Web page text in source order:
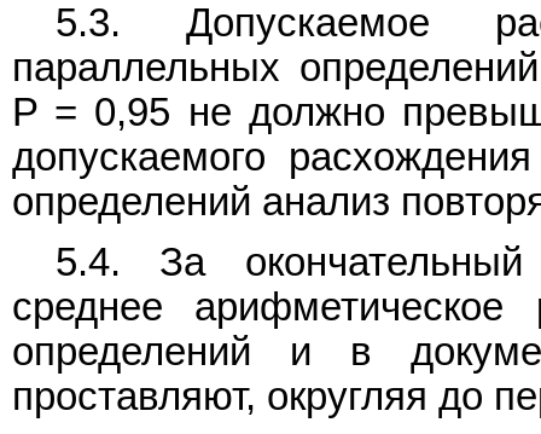
5.3. Допускаемое
параллельных
P = 0,95 не должно
допускаемого
определений анализ
5.4. За
среднее арифметическое
определений и в
проставляют, округляя до